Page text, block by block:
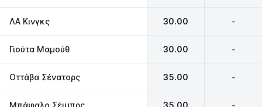
ΛΑ Κινγκς 30.00 -
Γιούτα Μαμούθ 30.00 -
Οττάβα Σένατορς 35.00 -
Μπάφαλο Σέιμπρς 35.00 -